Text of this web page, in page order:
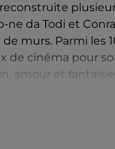
da Todi et
murs. Parmi les
de cinéma pour
amour et